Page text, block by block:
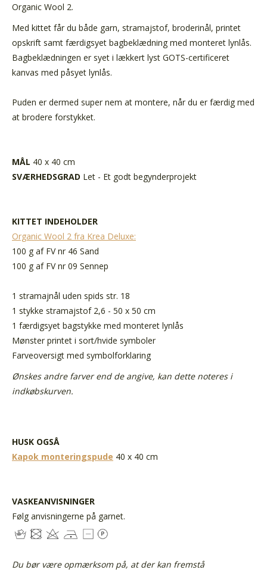
Organic Wool 2.
Med kittet får du både garn, stramajstof, broderinål, printet
opskrift samt færdigsyet bagbeklædning med monteret lynlås.
Bagbeklædningen er syet i lækkert lyst GOTS-certificeret
kanvas med påsyet lynlås.
Puden er dermed super nem at montere, når du er færdig med
at brodere forstykket.
MÅL 40 x 40 cm
SVÆRHEDSGRAD Let - Et godt begynderprojekt
KITTET INDEHOLDER
Organic Wool 2 fra Krea Deluxe:
100 g af FV nr 46 Sand
100 g af FV nr 09 Sennep
1 stramajnål uden spids str. 18
1 stykke stramajstof 2,6 - 50 x 50 cm
1 færdigsyet bagstykke med monteret lynlås
Mønster printet i sort/hvide symboler
Farveoversigt med symbolforklaring
Ønskes andre farver end de angive, kan dette noteres i
indkøbskurven.
HUSK OGSÅ
Kapok monteringspude 40 x 40 cm
VASKEANVISNINGER
Følg anvisningerne på garnet.
Du bør være opmærksom på, at der kan fremstå